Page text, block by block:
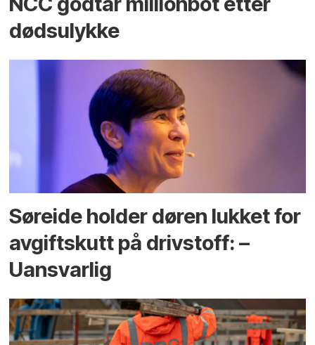
dødsulykke
Søreide holder døren lukket for
avgiftskutt på drivstoff: –
Uansvarlig